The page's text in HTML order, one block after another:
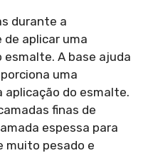
durante a
aplicar uma
A base ajuda
uma
aplicação do esmalte.
finas de
espessa para
muito pesado e